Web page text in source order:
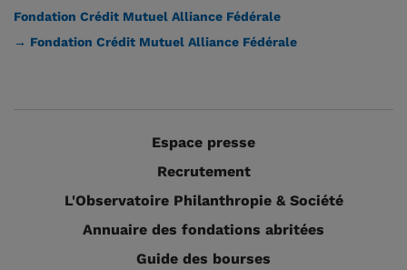
Fondation Crédit Mutuel Alliance Fédérale
→ Fondation Crédit Mutuel Alliance Fédérale
Espace presse
Recrutement
L'Observatoire Philanthropie & Société
Annuaire des fondations abritées
Guide des bourses